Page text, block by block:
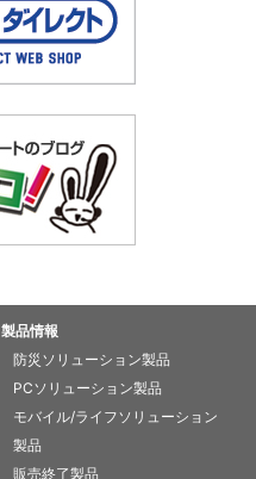
製品情報
防災ソリューション製品
PCソリューション製品
モバイル/ライフソリューション
製品
販売終了製品